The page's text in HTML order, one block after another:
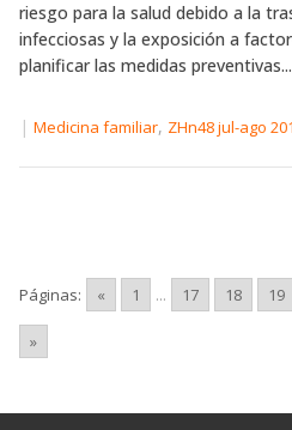
riesgo para la salud debido a la
infecciosas y la exposición a
planificar las medidas preventivas...
| Medicina familiar, ZHn48 jul-ago
Páginas: « 1 ... 17 18 19
»